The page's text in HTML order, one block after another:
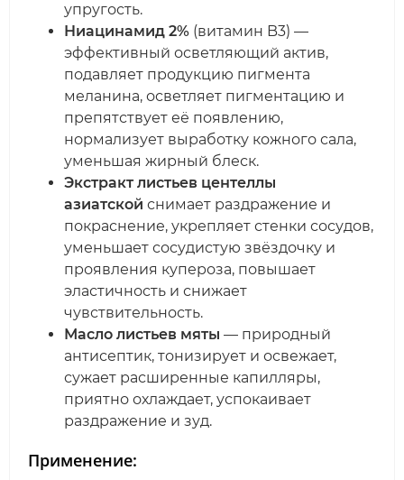
упругость.
Ниацинамид 2% (витамин B3) —
эффективный осветляющий актив,
подавляет продукцию пигмента
меланина, осветляет пигментацию и
препятствует её появлению,
нормализует выработку кожного сала,
уменьшая жирный блеск.
Экстракт листьев центеллы
азиатской снимает раздражение и
покраснение, укрепляет стенки сосудов,
уменьшает сосудистую звёздочку и
проявления купероза, повышает
эластичность и снижает
чувствительность.
Масло листьев мяты — природный
антисептик, тонизирует и освежает,
сужает расширенные капилляры,
приятно охлаждает, успокаивает
раздражение и зуд.
Применение: